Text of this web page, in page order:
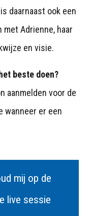
daarnaast ook een
met Adrienne, haar
en visie.
beste doen?
aanmelden voor de
wanneer er een
mij op de
live sessie